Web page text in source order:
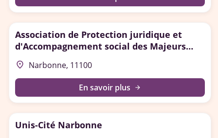
Association de Protection juridique et
d'Accompagnement social des Majeurs
(APAM) - Narbonne
place Narbonne, 11100
En savoir plus arrow_forward
Unis-Cité Narbonne